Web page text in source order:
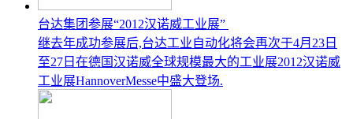
台达集团参展“2012汉诺威工业展”
继去年成功参展后,台达工业自动化将会再次于4月23日
至27日在德国汉诺威全球规模最大的工业展2012汉诺威
工业展HannoverMesse中盛大登场.